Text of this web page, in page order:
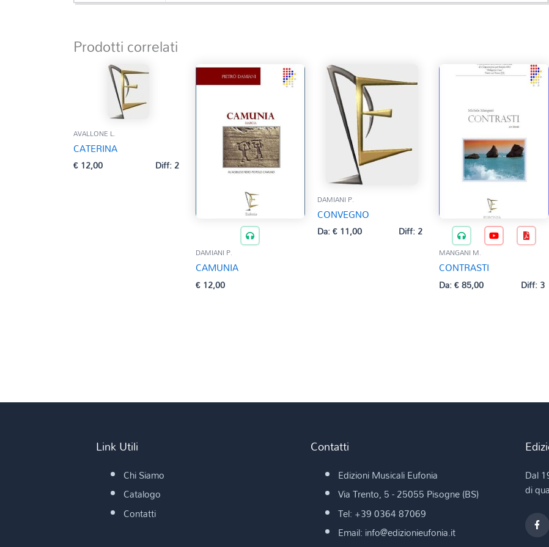
Prodotti correlati
AVALLONE L.
CATERINA
€12,00 Diff: 2
DAMIANI P.
CAMUNIA
€12,00
DAMIANI P.
CONVEGNO
Da:€11,00 Diff: 2
MANGANI M.
CONTRASTI
Da:€85,00 Diff: 3
Link Utili
Chi Siamo
Catalogo
Contatti
Contatti
Edizioni Musicali Eufonia
Via Trento, 5 - 25055 Pisogne (BS)
Tel: +39 0364 87069
Email: info@edizionieufonia.it
Dal
di